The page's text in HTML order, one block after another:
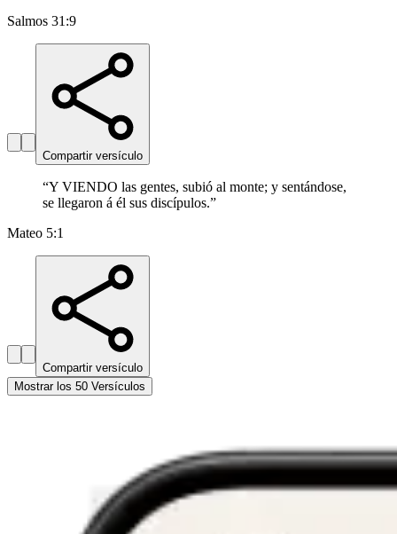
Salmos 31:9
Compartir versículo
“Y VIENDO las gentes, subió al monte; y sentándose,
se llegaron á él sus discípulos.”
Mateo 5:1
Compartir versículo
Mostrar los 50 Versículos